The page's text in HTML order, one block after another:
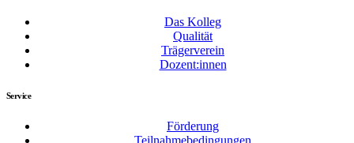
Das Kolleg
Qualität
Trägerverein
Dozent:innen
Service
Förderung